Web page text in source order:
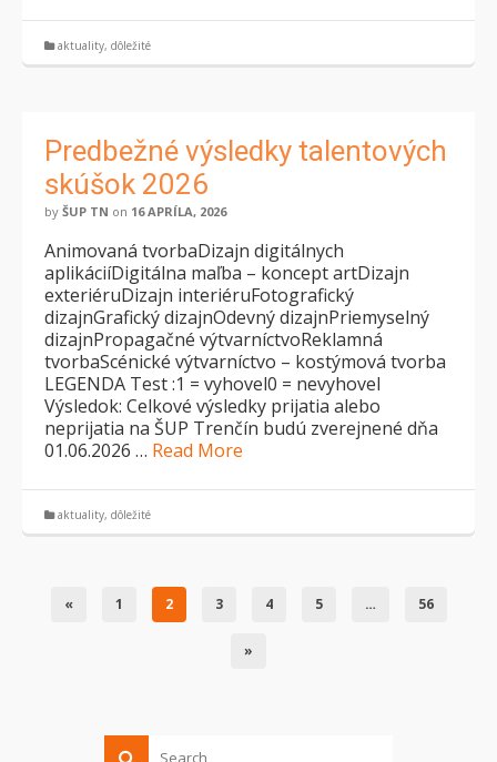
aktuality, dôležité
Predbežné výsledky talentových
skúšok 2026
by ŠUP TN on 16 APRÍLA, 2026
Animovaná tvorbaDizajn digitálnych
aplikáciíDigitálna maľba – koncept artDizajn
exteriéruDizajn interiéruFotografický
dizajnGrafický dizajnOdevný dizajnPriemyselný
dizajnPropagačné výtvarníctvoReklamná
tvorbaScénické výtvarníctvo – kostýmová tvorba
LEGENDA Test :1 = vyhovel0 = nevyhovel
Výsledok: Celkové výsledky prijatia alebo
neprijatia na ŠUP Trenčín budú zverejnené dňa
01.06.2026 … Read More
aktuality, dôležité
« 1 2 3 4 5 … 56
»